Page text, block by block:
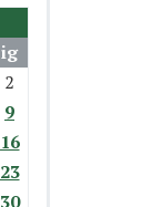
ig
2
9
16
23
30